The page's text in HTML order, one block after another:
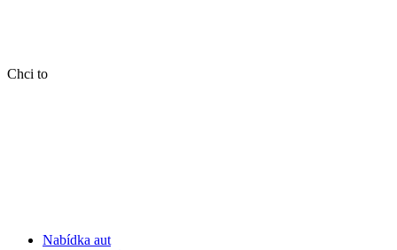
Chci to
Nabídka aut